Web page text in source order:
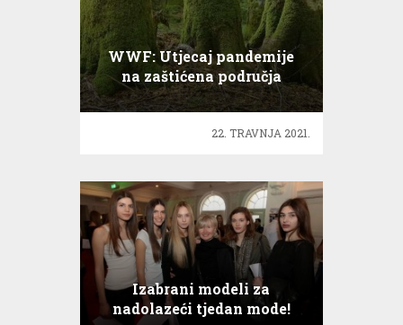
WWF: Utjecaj pandemije
na zaštićena područja
22. TRAVNJA 2021.
Izabrani modeli za
nadolazeći tjedan mode!